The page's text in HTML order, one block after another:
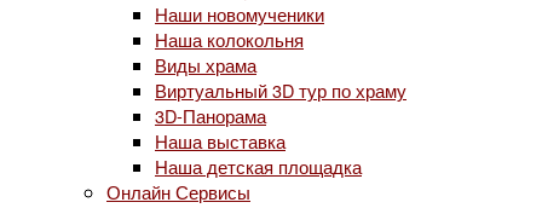
Наши новомученики
Наша колокольня
Виды храма
Виртуальный 3D тур по храму
3D-Панорама
Наша выставка
Наша детская площадка
Онлайн Сервисы